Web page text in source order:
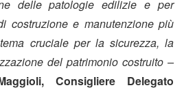
delle patologie edilizie e per
costruzione e manutenzione più
cruciale per la sicurezza, la
del patrimonio costruito –
Consigliere Delegato